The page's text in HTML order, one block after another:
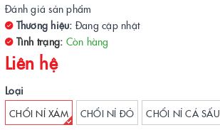
Đánh giá sản phẩm
Thương hiệu: Đang cập nhật
Tình trạng: Còn hàng
Liên hệ
Loại
CHỔI NỈ XÁM CHỔI NỈ ĐỎ CHỔI NỈ CÁ SẤU